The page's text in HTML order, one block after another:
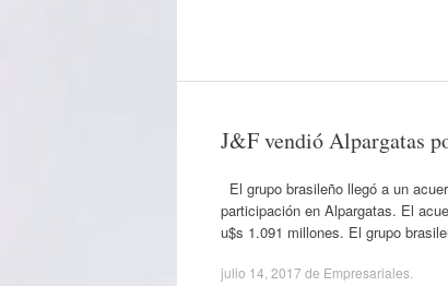
J&F vendió Alpargatas
El grupo brasileño llegó a un
participación en Alpargatas. El
u$s 1.091 millones. El grupo
julio 14, 2017 de Empresariales